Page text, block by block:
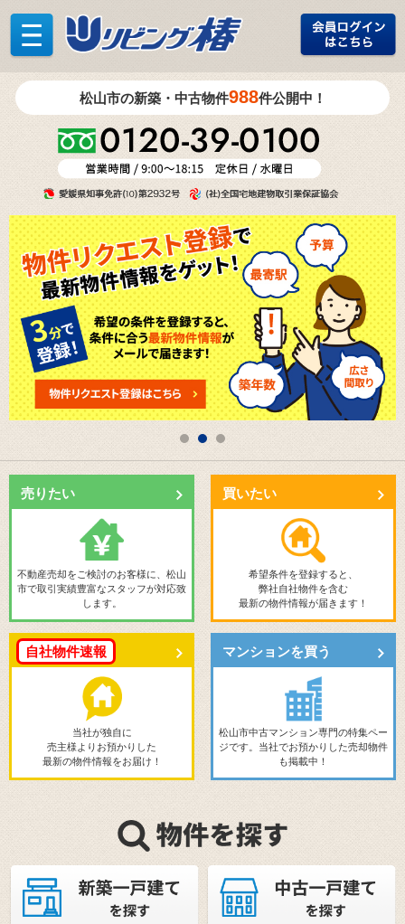
松山市の新築・中古物件988件公開中！
売りたい
不動産売却をご検討のお客様に、松山
市で取引実績豊富なスタッフが対応致
します。
買いたい
希望条件を登録すると、
弊社自社物件を含む
最新の物件情報が届きます！
自社物件速報
当社が独自に
売主様よりお預かりした
最新の物件情報をお届け！
マンションを買う
松山市中古マンション専門の特集ペー
ジです。当社でお預かりした売却物件
も掲載中！